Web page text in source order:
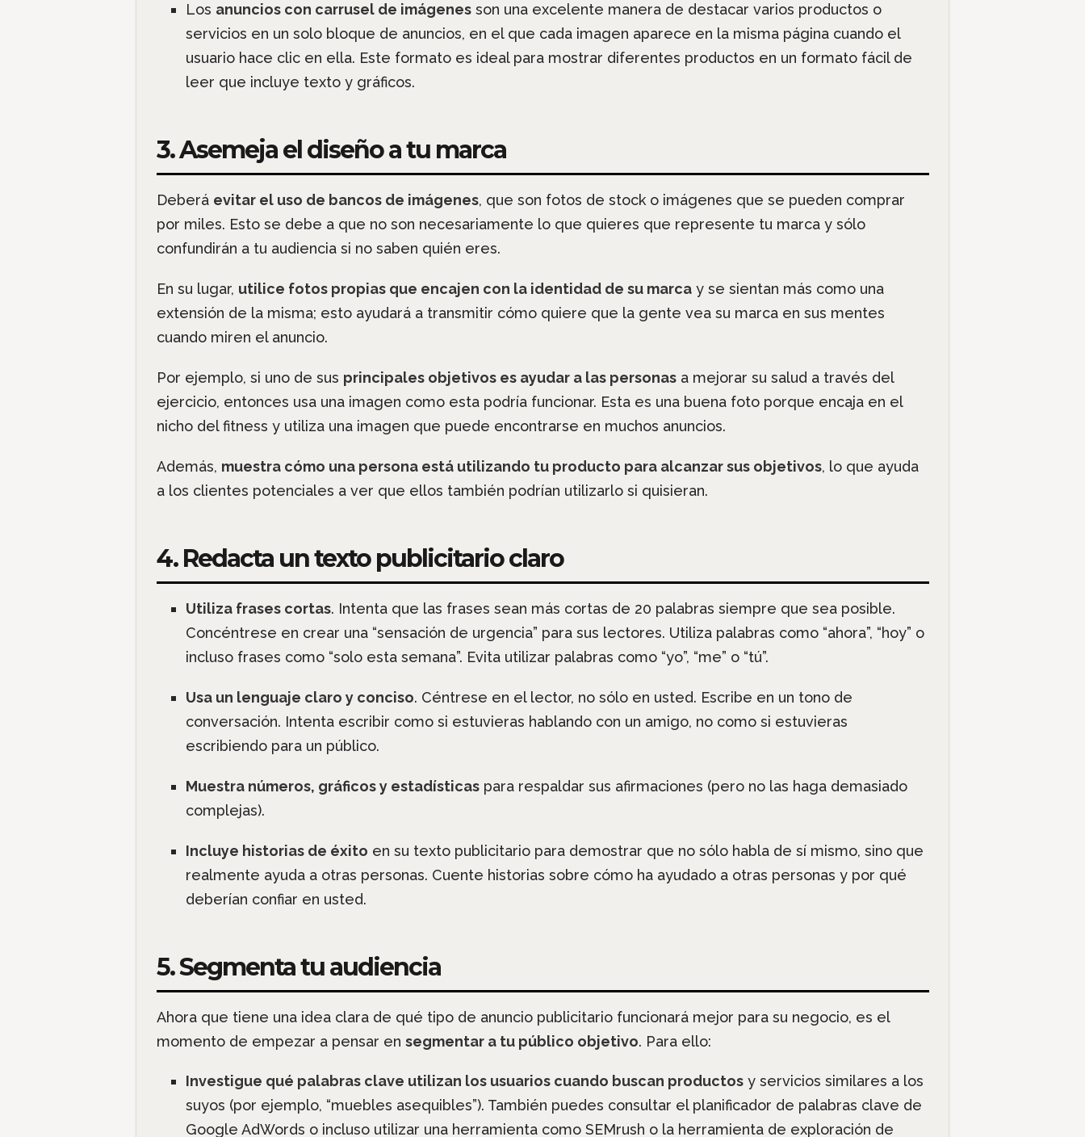
Los anuncios con carrusel de imágenesson una excelente manera de destacar varios productos o
servicios en un solo bloque de anuncios, en el que cada imagen aparece en la misma página cuando el
usuario hace clic en ella. Este formato es ideal para mostrar diferentes productos en un formato fácil de
leer que incluye texto y gráficos.
3. Asemeja el diseño a tu marca
Deberá evitar el uso de bancos de imágenes, que son fotos de stock o imágenes que se pueden comprar
por miles. Esto se debe a que no son necesariamente lo que quieres que represente tu marca y sólo
confundirán a tu audiencia si no saben quién eres.
En su lugar, utilice fotos propias que encajen con la identidad de su marcay se sientan más como una
extensión de la misma; esto ayudará a transmitir cómo quiere que la gente vea su marca en sus mentes
cuando miren el anuncio.
Por ejemplo, si uno de sus principales objetivos es ayudar a las personasa mejorar su salud a través del
ejercicio, entonces usa una imagen como esta podría funcionar. Esta es una buena foto porque encaja en el
nicho del fitness y utiliza una imagen que puede encontrarse en muchos anuncios.
Además, muestra cómo una persona está utilizando tu producto para alcanzar sus objetivos, lo que ayuda
a los clientes potenciales a ver que ellos también podrían utilizarlo si quisieran.
4. Redacta un texto publicitario claro
Utiliza frases cortas. Intenta que las frases sean más cortas de 20 palabras siempre que sea posible.
Concéntrese en crear una “sensación de urgencia” para sus lectores. Utiliza palabras como “ahora”, “hoy” o
incluso frases como “solo esta semana”. Evita utilizar palabras como “yo”, “me” o “tú”.
Usa un lenguaje claro y conciso. Céntrese en el lector, no sólo en usted. Escribe en un tono de
conversación. Intenta escribir como si estuvieras hablando con un amigo, no como si estuvieras
escribiendo para un público.
Muestra números, gráficos y estadísticaspara respaldar sus afirmaciones (pero no las haga demasiado
complejas).
Incluye historias de éxito en su texto publicitario para demostrar que no sólo habla de sí mismo, sino que
realmente ayuda a otras personas. Cuente historias sobre cómo ha ayudado a otras personas y por qué
deberían confiar en usted.
5. Segmenta tu audiencia
Ahora que tiene una idea clara de qué tipo de anuncio publicitario funcionará mejor para su negocio, es el
momento de empezar a pensar en segmentar a tu público objetivo. Para ello:
Investigue qué palabras clave utilizan los usuarios cuando buscan productosy servicios similares a los
suyos (por ejemplo, “muebles asequibles”). También puedes consultar el planificador de palabras clave de
Google AdWords o incluso utilizar una herramienta como SEMrush o la herramienta de exploración de